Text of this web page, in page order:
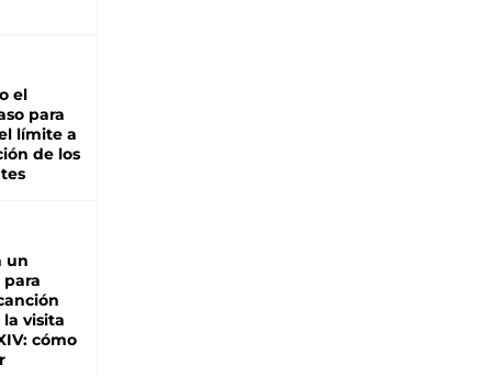
el
para
límite a
de los
un
para
visita
cómo